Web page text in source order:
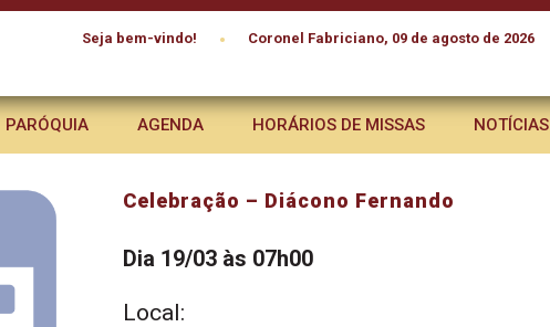
Seja bem-vindo! • Coronel Fabriciano, 09 de agosto de 2026
PARÓQUIA AGENDA HORÁRIOS DE MISSAS NOTÍCIAS
Celebração – Diácono Fernando
Dia 19/03 às 07h00
Local: